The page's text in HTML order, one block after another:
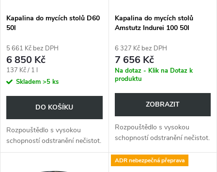
p
r
o
d
u
k
s
p
r
o
u
k
Kapalina do mycích stolů D60
50l
5 661 Kč bez DPH
6 850 Kč
Měrná
cena:
137 Kč / 1 l
Skladem >5 ks
DO KOŠÍKU
Rozpouštědlo s vysokou
schopností odstranění nečistot.
Kapalina do mycích stolů
Amstutz Indurei 100 50l
6 327 Kč bez DPH
7 656 Kč
Na dotaz - Klik na Dotaz k
produktu
ZOBRAZIT
Rozpouštědlo s vysokou
schopností odstranění nečistot.
ADR nebezpečná přeprava